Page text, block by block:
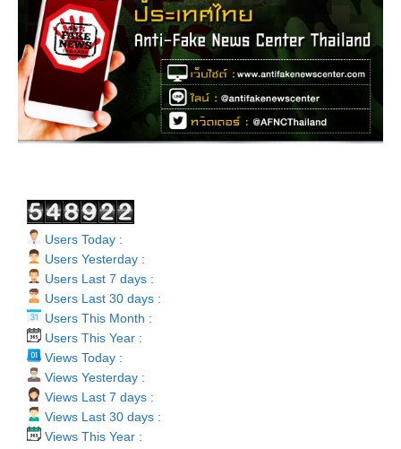
Users Today :
Users Yesterday :
Users Last 7 days :
Users Last 30 days :
Users This Month :
Users This Year :
Views Today :
Views Yesterday :
Views Last 7 days :
Views Last 30 days :
Views This Year :